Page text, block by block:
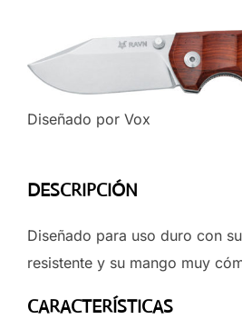
Diseñado por Vox
DESCRIPCIÓN
Diseñado para uso duro con
resistente y su mango muy
CARACTERÍSTICAS